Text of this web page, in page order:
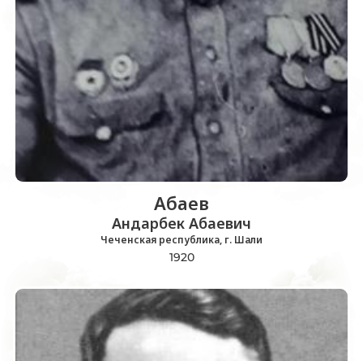
Абаев
Андарбек Абаевич
Чеченская республика, г. Шали
1920